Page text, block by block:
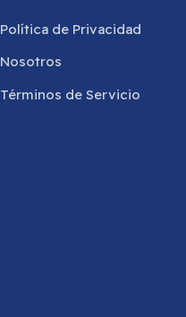
Política de Privacidad
Nosotros
Términos de Servicio